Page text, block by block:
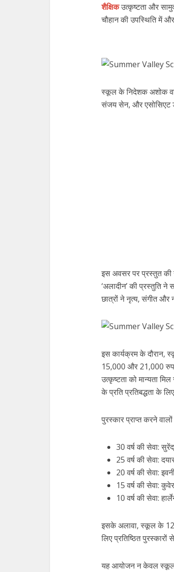
शैक्षिकउत्कृष्टता और
चौहान की उपस्थिति में
स्कूल के निदेशक अशोक
संजय सेन, और एसोसिएट
इस अवसर पर प्रस्तुत की
‘अलादीन’ की प्रस्तुति
छात्रों ने नृत्य, संगीत और
इस कार्यक्रम के दौरान,
15,000 और 21,000 रुपये
उत्कृष्टता को मान्यता
के प्रति प्रतिबद्धता के
पुरस्कार प्राप्त करने
30 वर्ष की सेवा:
25 वर्ष की सेवा:
20 वर्ष की सेवा:
15 वर्ष की सेवा:
10 वर्ष की सेवा:
इसके अलावा, स्कूल के
लिए प्रतिष्ठित पुरस्कारों
यह आयोजन न केवल स्कूल